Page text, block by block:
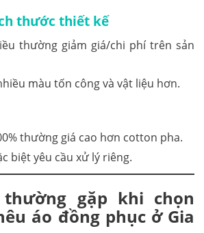
thước thiết kế
thường giảm giá/chi phí trên sản
màu tốn công và vật liệu hơn.
thường giá cao hơn cotton pha.
biệt yêu cầu xử lý riêng.
gặp khi chọn
áo đồng phục ở Gia